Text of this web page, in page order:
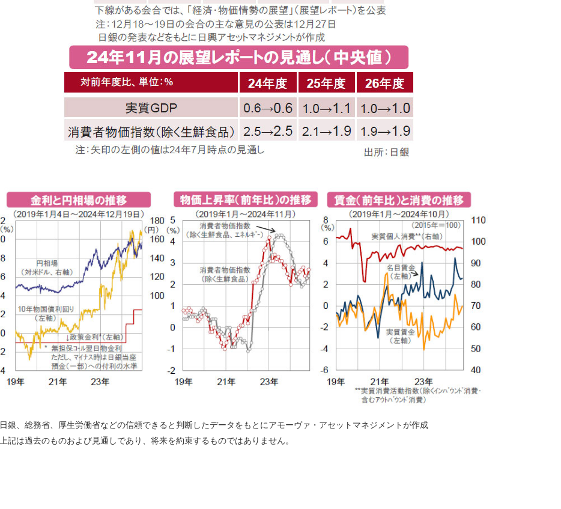
日銀、総務省、厚生労働省などの信頼できると判断したデータをもとにアモーヴァ・アセットマネジメントが作成
上記は過去のものおよび見通しであり、将来を約束するものではありません。